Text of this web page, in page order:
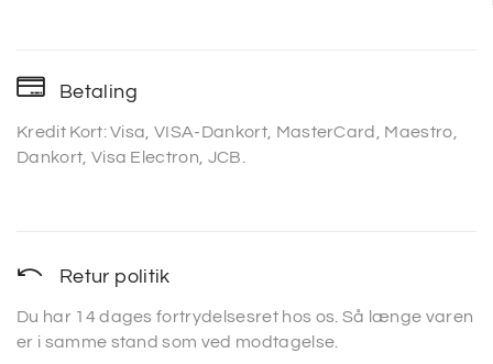
Betaling
Kredit Kort: Visa, VISA-Dankort, MasterCard, Maestro,
Dankort, Visa Electron, JCB.
Retur politik
Du har 14 dages fortrydelsesret hos os. Så længe varen
er i samme stand som ved modtagelse.